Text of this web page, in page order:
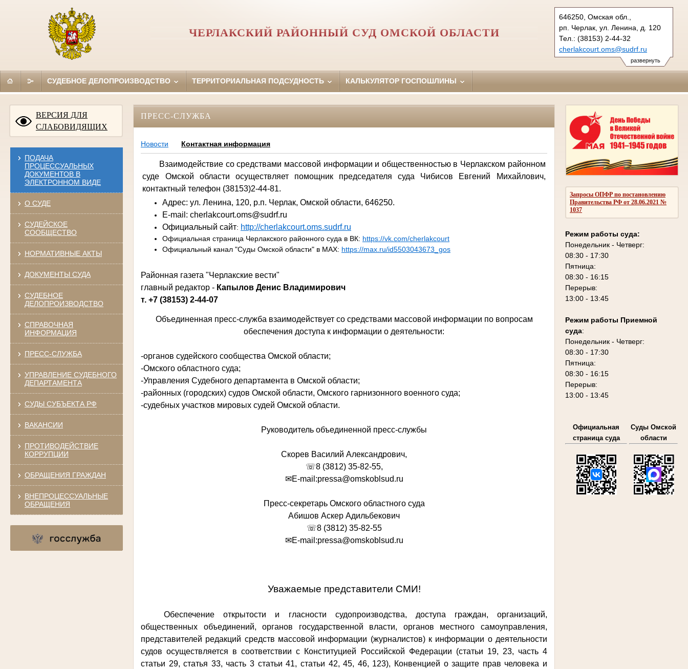
развернуть
646250, Омская обл.,
рп. Черлак, ул. Ленина, д. 120
Тел.: (38153) 2-44-32
cherlakcourt.oms@sudrf.ru
схема проезда
ЧЕРЛАКСКИЙ РАЙОННЫЙ СУД ОМСКОЙ ОБЛАСТИ
СУДЕБНОЕ ДЕЛОПРОИЗВОДСТВО ТЕРРИТОРИАЛЬНАЯ ПОДСУДНОСТЬ КАЛЬКУЛЯТОР ГОСПОШЛИНЫ
ВЕРСИЯ ДЛЯ
СЛАБОВИДЯЩИХ
ПОДАЧА
ПРОЦЕССУАЛЬНЫХ
ДОКУМЕНТОВ В
ЭЛЕКТРОННОМ ВИДЕ
О СУДЕ
СУДЕЙСКОЕ
СООБЩЕСТВО
НОРМАТИВНЫЕ АКТЫ
ДОКУМЕНТЫ СУДА
СУДЕБНОЕ
ДЕЛОПРОИЗВОДСТВО
СПРАВОЧНАЯ
ИНФОРМАЦИЯ
ПРЕСС-СЛУЖБА
УПРАВЛЕНИЕ СУДЕБНОГО
ДЕПАРТАМЕНТА
СУДЫ СУБЪЕКТА РФ
ВАКАНСИИ
ПРОТИВОДЕЙСТВИЕ
КОРРУПЦИИ
ОБРАЩЕНИЯ ГРАЖДАН
ВНЕПРОЦЕССУАЛЬНЫЕ
ОБРАЩЕНИЯ
Запросы ОПФР по постановлению
Правительства РФ от 28.06.2021 №
1037
Режим работы суда:
Понедельник - Четверг:
08:30 - 17:30
Пятница:
08:30 - 16:15
Перерыв:
13:00 - 13:45
Режим работы Приемной
суда:
Понедельник - Четверг:
08:30 - 17:30
Пятница:
08:30 - 16:15
Перерыв:
13:00 - 13:45
Официальная
страница суда
Суды Омской
области
ПРЕСС-СЛУЖБА
Новости Контактная информация
Взаимодействие со средствами массовой информации и общественностью в Черлакском районном
суде Омской области осуществляет помощник председателя суда Чибисов Евгений Михайлович,
контактный телефон (38153)2-44-81.
Адрес: ул. Ленина, 120, р.п. Черлак, Омской области, 646250.
E-mail: cherlakcourt.oms@sudrf.ru
Официальный сайт: http://cherlakcourt.oms.sudrf.ru
Официальная страница Черлакского районного суда в ВК: https://vk.com/cherlakcourt
Официальный канал "Суды Омской области" в МАХ: https://max.ru/id5503043673_gos
Районная газета "Черлакские вести"
главный редактор - Капылов Денис Владимирович
т. +7 (38153) 2-44-07
Объединенная пресс-служба взаимодействует со средствами массовой информации по вопросам
обеспечения доступа к информации о деятельности:
-органов судейского сообщества Омской области;
-Омского областного суда;
-Управления Судебного департамента в Омской области;
-районных (городских) судов Омской области, Омского гарнизонного военного суда;
-судебных участков мировых судей Омской области.
Руководитель объединенной пресс-службы
Скорев Василий Александрович,
☏8 (3812) 35-82-55,
✉E-mail:pressa@omskoblsud.ru
Пресс-секретарь Омского областного суда
Абишов Аскер Адильбекович
☏8 (3812) 35-82-55
✉E-mail:pressa@omskoblsud.ru
Уважаемые представители СМИ!
Обеспечение открытости и гласности судопроизводства, доступа граждан, организаций,
общественных объединений, органов государственной власти, органов местного самоуправления,
представителей редакций средств массовой информации (журналистов) к информации о деятельности
судов осуществляется в соответствии с Конституцией Российской Федерации (статьи 19, 23, часть 4
статьи 29, статья 33, часть 3 статьи 41, статьи 42, 45, 46, 123), Конвенцией о защите прав человека и